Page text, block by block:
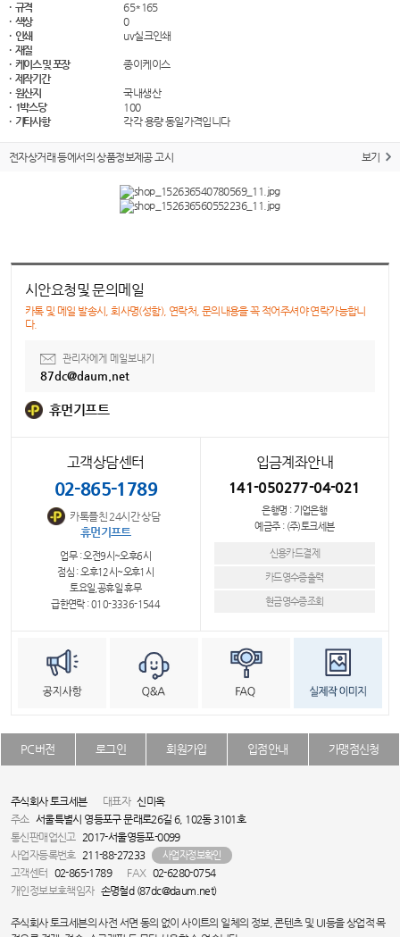
· 규격
65*165
· 색상
0
· 인쇄
uv실크인쇄
· 재질
· 케이스 및 포장
종이케이스
· 제작기간
· 원산지
국내생산
· 1박스당
100
· 기타사항
각각 용량 동일가격입니다
전자상거래 등에서의 상품정보제공 고시 보기
시안요청및 문의메일
카톡 및 메일 발송시, 회사명(성함), 연락처, 문의내용을 꼭 적어주셔야 연락가능합니
다.
관리자에게 메일보내기
87dc@daum.net
휴먼기프트
고객상담센터
02-865-1789
카톡플친 24시간 상담
휴먼기프트
업무 : 오전9시~오후6시
점심 : 오후12시~오후1시
토요일,공휴일 휴무
급한연락 : 010-3336-1544
입금계좌안내
141-050277-04-021
은행명 : 기업은행
예금주 : (주)토크세븐
신용카드결제
카드영수증출력
현금영수증조회
PC버전 로그인 회원가입 입점안내 가맹점신청
주식회사 토크세븐 대표자 신미옥
주소 서울특별시 영등포구 문래로26길 6, 102동 3101호
통신판매업신고 2017-서울영등포-0099
사업자등록번호 211-88-27233 사업자정보확인
고객센터 02-865-1789 FAX 02-6280-0754
개인정보보호책임자 손명철d (87dc@daum.net)
주식회사 토크세븐의 사전 서면 동의 없이 사이트의 일체의 정보, 콘텐츠 및 UI등을 상업적 목